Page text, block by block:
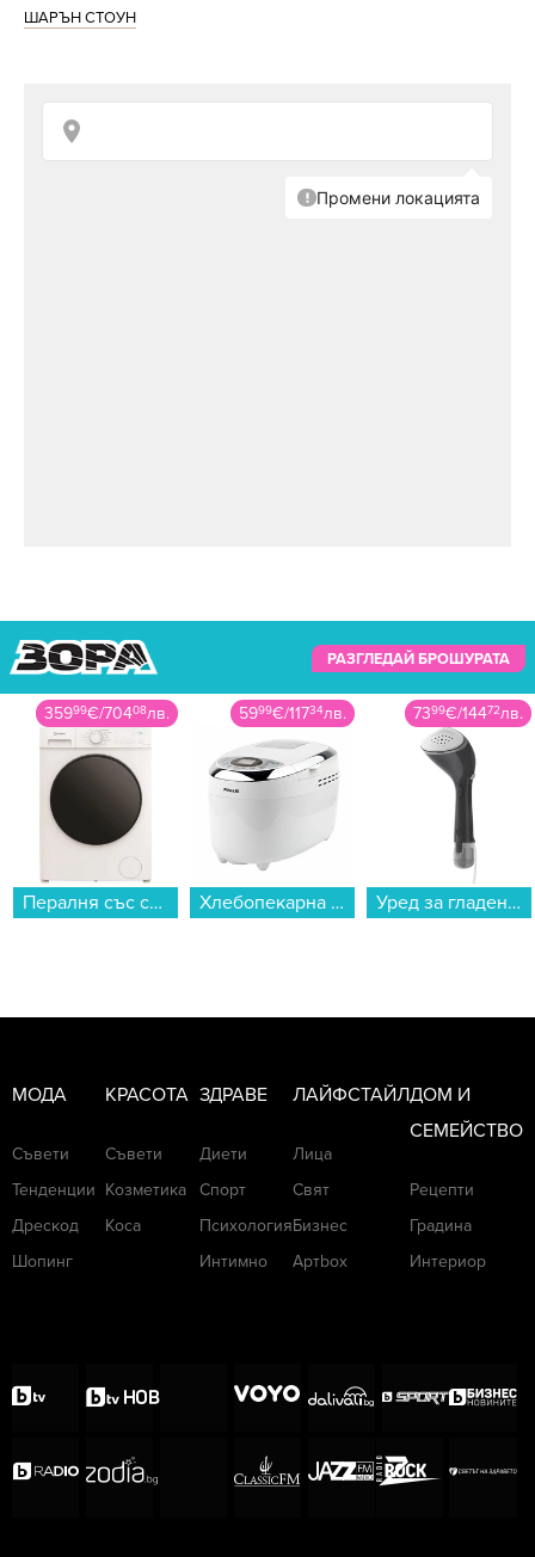
ШАРЪН СТОУН
РАЗГЛЕДАЙ БРОШУРАТА
35999€/70408лв.
Пералня със сушилня Indesit IDMA 75624B MY TIME EE , 1400 об./мин., 5 kg, 7.00 kg, D , Бял...
5999€/11734лв.
Хлебопекарна Finlux FBM-1682W , 850 W, Капацитет: 750/1000/1250гр....
7399€/14472лв.
Уред за гладене с пара Philips STH7040/80...
МОДА
Съвети
Тенденции
Дрескод
Шопинг
КРАСОТА
Съвети
Козметика
Коса
ЗДРАВЕ
Диети
Спорт
Психология
Интимно
ЛАЙФСТАЙЛ
Лица
Свят
Бизнес
Артbox
ДОМ И
СЕМЕЙСТВО
Рецепти
Градина
Интериор